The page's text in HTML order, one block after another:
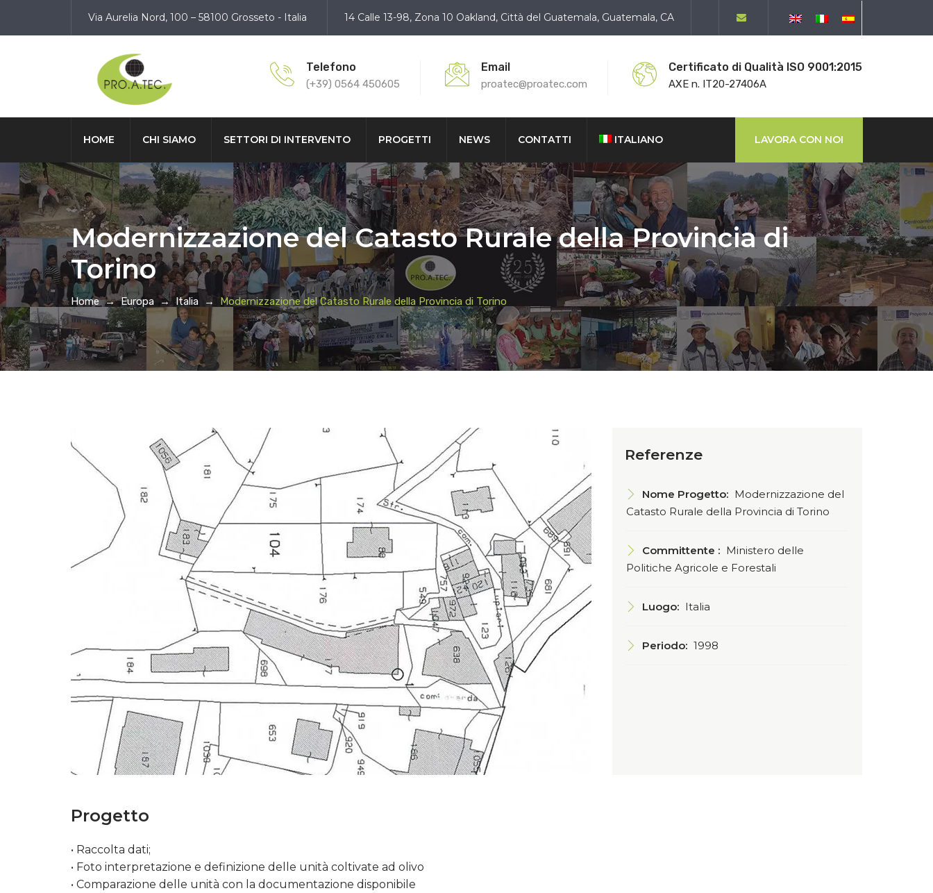
Via Aurelia Nord, 100 – 58100 Grosseto - Italia 14 Calle 13-98, Zona 10 Oakland, Città del Guatemala, Guatemala, CA
Telefono
(+39) 0564 450605
Email
proatec@proatec.com
Certificato di Qualità ISO 9001:2015
AXE n. IT20-27406A
HOME CHI SIAMO SETTORI DI INTERVENTO PROGETTI NEWS CONTATTI ITALIANO LAVORA CON NOI
Modernizzazione del Catasto Rurale della Provincia di
Torino
Home→Europa → Italia → Modernizzazione del Catasto Rurale della Provincia di Torino
Referenze
Nome Progetto: Modernizzazione del
Catasto Rurale della Provincia di Torino
Committente : Ministero delle
Politiche Agricole e Forestali
Luogo: Italia
Periodo: 1998
Progetto
• Raccolta dati;
• Foto interpretazione e definizione delle unità coltivate ad olivo
• Comparazione delle unità con la documentazione disponibile